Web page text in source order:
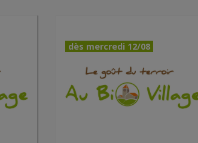
dès mercredi 12/08